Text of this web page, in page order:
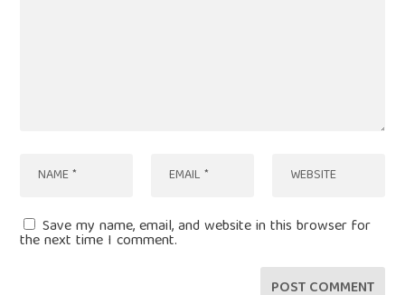
Save my name, email, and website in this browser for
the next time I comment.